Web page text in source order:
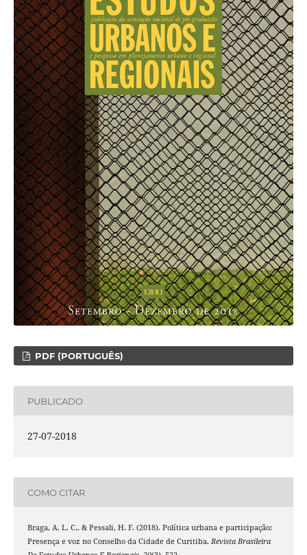
PDF (PORTUGUÊS)
PUBLICADO
27-07-2018
COMO CITAR
Braga, A. L. C., & Pessali, H. F. (2018). Política urbana e participação:
Presença e voz no Conselho da Cidade de Curitiba. Revista Brasileira